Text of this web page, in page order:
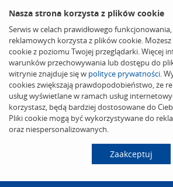
Nasza strona korzysta z plików cookie
Serwis w celach prawidłowego
reklamowych korzysta z plików cookie.
cookie z poziomu Twojej przeglądarki. Więcej
warunków przechowywania lub dostępu do
witrynie znajduje się w polityce prywatności.
cookies zwiększają prawdopodobieństwo, że
usług wyświetlane w ramach usług
korzystasz, będą bardziej dostosowane do
Pliki cookie mogą być wykorzystywane do
oraz niespersonalizowanych.
Zaakceptuj